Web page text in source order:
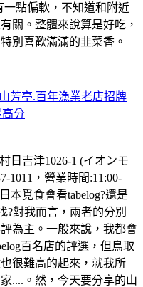
點偏軟，不知道和附近
關。整體來說算是好吃，
別喜歡滿滿的韭菜香。
芳亭.百年漁業老店招牌
高分
日吉津1026-1 (イオンモ
1011，營業時間:11:00-
本覓食會看tabelog?還是
?對我而言，兩者的分別
為主。一般來說，我都會
百名店的評選，但鳥取
很難高的起來，就我所
....。然，今天要分享的山